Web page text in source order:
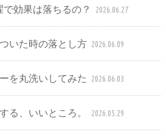
効果は落ちるの？ 2026.06.27
いた時の落とし方 2026.06.09
を丸洗いしてみた 2026.06.03
る、いいところ。 2026.05.29